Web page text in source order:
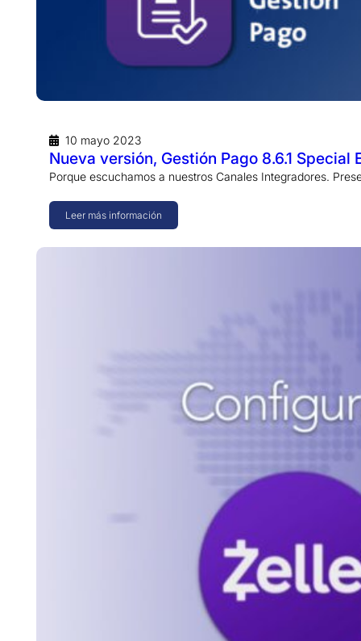
10 mayo 2023
Nueva versión, Gestión Pago 8.6.1 Special
Porque escuchamos a nuestros Canales Integradores.
Leer más información